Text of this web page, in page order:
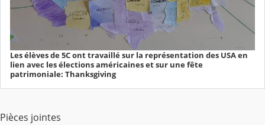
Les élèves de 5C ont travaillé sur la représentation des USA en
lien avec les élections américaines et sur une fête
patrimoniale: Thanksgiving
Pièces jointes